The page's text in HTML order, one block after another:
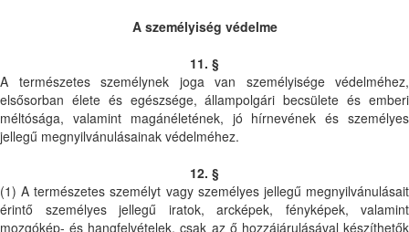
A személyiség védelme
11. §
A természetes személynek joga van személyisége védelméhez,
elsősorban élete és egészsége, állampolgári becsülete és emberi
méltósága, valamint magánéletének, jó hírnevének és személyes
jellegű megnyilvánulásainak védelméhez.
12. §
(1) A természetes személyt vagy személyes jellegű megnyilvánulásait
érintő személyes jellegű iratok, arcképek, fényképek, valamint
mozgókép- és hangfelvételek, csak az ő hozzájárulásával készíthetők